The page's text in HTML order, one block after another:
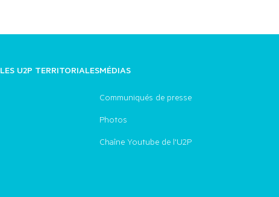
LES U2P TERRITORIALESMÉDIAS
Communiqués de presse
Photos
Chaîne Youtube de l'U2P